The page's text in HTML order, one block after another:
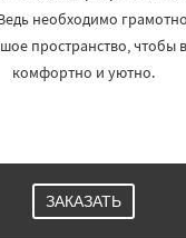
необходимо
пространство, чтобы
комфортно и уютно.
ЗАКАЗАТЬ